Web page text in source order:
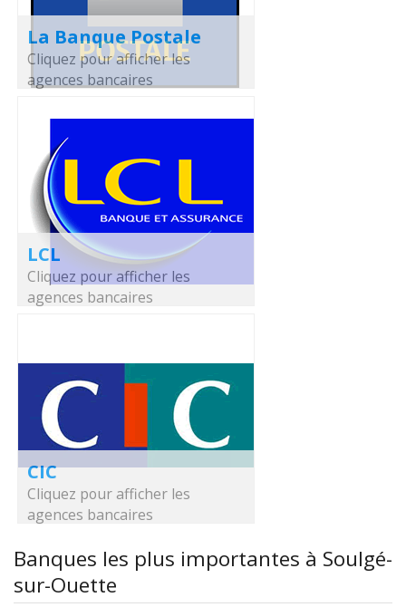
La Banque Postale
Cliquez pour afficher les
agences bancaires
LCL
Cliquez pour afficher les
agences bancaires
CIC
Cliquez pour afficher les
agences bancaires
Banques les plus importantes à Soulgé-
sur-Ouette